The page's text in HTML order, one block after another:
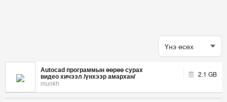
Autocad программын өөрөө сурах
видео хичээл /үнхээр амархан/
munkh
2.1 GB